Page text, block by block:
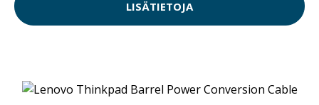
LISÄTIETOJA